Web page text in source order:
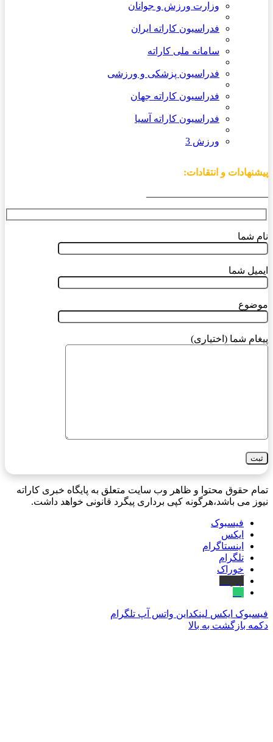
وزارت ورزش و جوانان
فدراسیون کاراته ایران
سامانه ملی کاراته
فدراسیون پزشکی و ورزشی
فدراسیون کاراته جهان
فدراسیون کاراته آسیا
ورزش 3
پیشنهادات و انتقادات:
نام شما
ایمیل شما
موضوع
پیغام شما (اختیاری)
تمام حقوق محتوا و ظاهر وب سایت متعلق به پایگاه خبری کاراته
نیوز می باشد،هرگونه کپی برداری پیگرد قانونی خواهد داشت.
فیسبوک
ایکس
اینستاگرام
تلگرام
خوراک
فیسبوک ایکس لینکداین واتس آپ تلگرام
دکمه بازگشت به بالا